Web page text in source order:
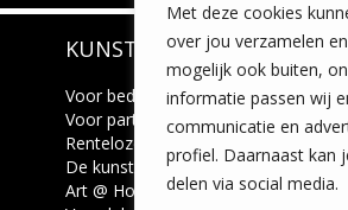
Met deze cookies
over jou verzamelen
mogelijk ook buiten,
informatie passen wij
communicatie en
profiel. Daarnaast kan
delen via social media.
Wilhelminastraat 11
4818 SB Breda
+31 (0)76 5221309
Lees meer
KUNSTUITLEEN
Voor bedrijven
Voor particulieren
Renteloze kunstkoop
De kunstcadeaubon
Art @ Home service